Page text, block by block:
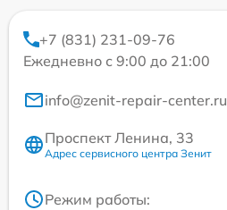
+7 (831) 231-09-76
Ежедневно с 9:00 до 21:00
info@zenit-repair-center.ru
Проспект Ленина, 33
Адрес сервисного центра Зенит
Режим работы: